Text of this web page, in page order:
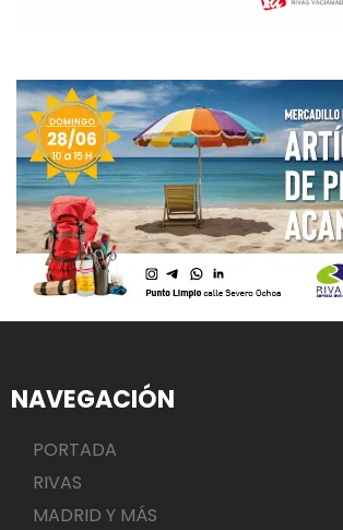
NAVEGACIÓN
PORTADA
RIVAS
MADRID Y MÁS